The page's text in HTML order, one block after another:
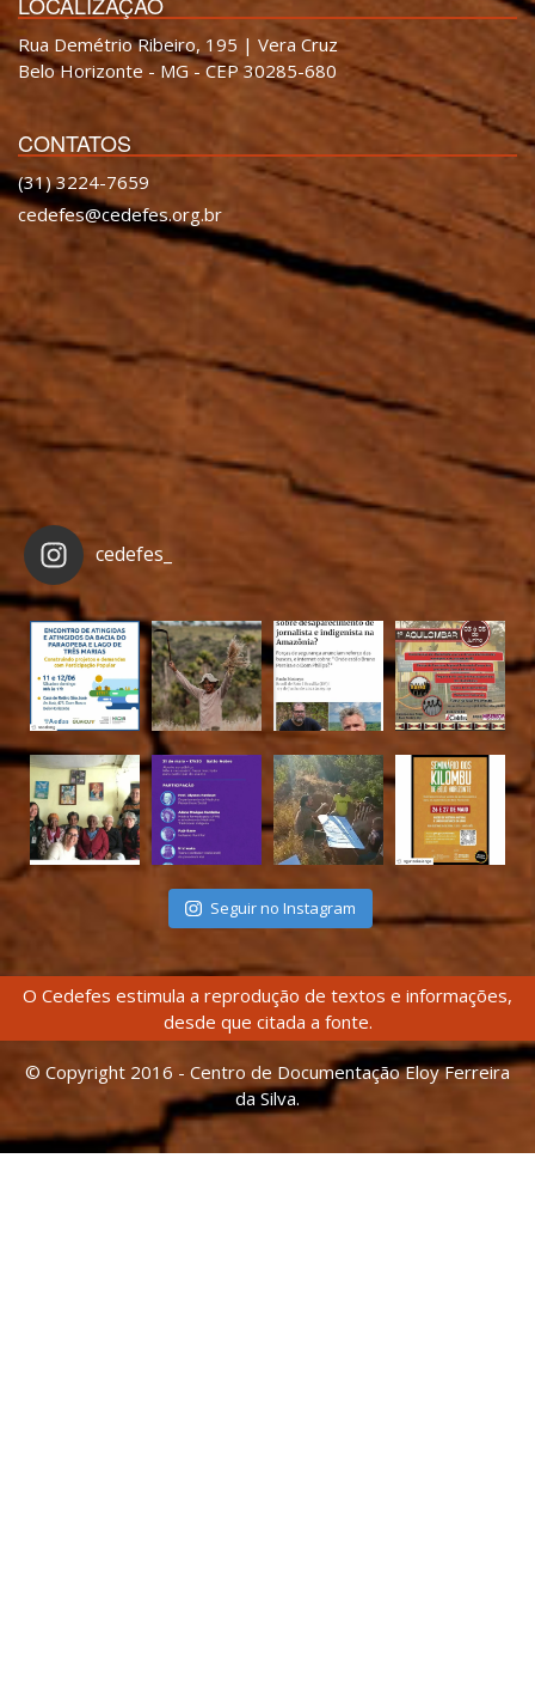
Rua Demétrio Ribeiro, 195 | Vera Cruz
Belo Horizonte - MG - CEP 30285-680
CONTATOS
(31) 3224-7659
cedefes@cedefes.org.br
cedefes_
Seguir no Instagram
O Cedefes estimula a reprodução de textos e informações,
desde que citada a fonte.
© Copyright 2016 - Centro de Documentação Eloy Ferreira
da Silva.